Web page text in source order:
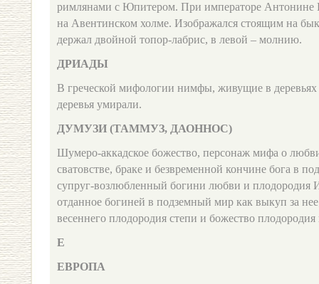
римлянами с Юпитером. При императоре Антонине
на Авентинском холме. Изображался стоящим на
держал двойной топор‑лабрис, в левой – молнию.
ДРИАДЫ
В греческой мифологии нимфы, живущие в деревьях
деревья умирали.
ДУМУЗИ (ТАММУЗ, ДАОННОС)
Шумеро‑аккадское божество, персонаж мифа о
сватовстве, браке и безвременной кончине бога в
супруг‑возлюбленный богини любви и плодородия
отданное богиней в подземный мир как выкуп за
весеннего плодородия степи и божество
Е
ЕВРОПА